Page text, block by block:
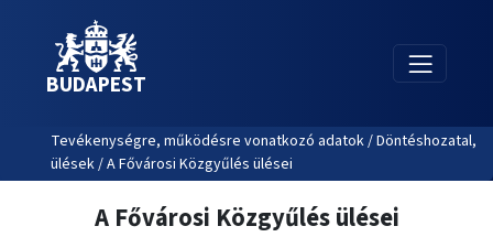
BUDAPEST
Tevékenységre, működésre vonatkozó adatok / Döntéshozatal,
ülések / A Fővárosi Közgyűlés ülései
A Fővárosi Közgyűlés ülései